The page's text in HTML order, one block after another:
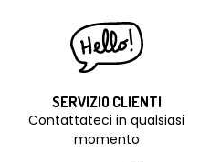
SERVIZIO CLIENTI
Contattateci in qualsiasi
momento